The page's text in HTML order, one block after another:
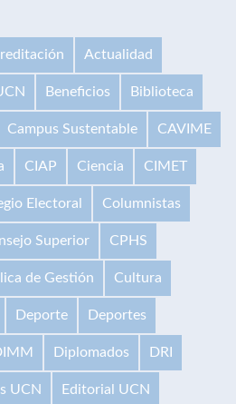
Actualidad
Beneficios Biblioteca
Campus Sustentable CAVIME
CIAP Ciencia CIMET
Electoral Columnistas
Superior CPHS
de Gestión Cultura
Deporte Deportes
Diplomados DRI
UCN Editorial UCN